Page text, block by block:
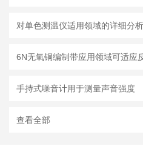
对单色测温仪适用领域的详细分析
手持式噪音计用于测量声音强度
查看全部